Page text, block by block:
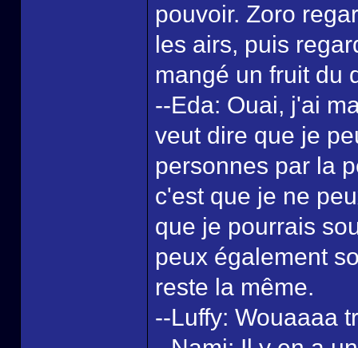
pouvoir. Zoro
les airs, puis
mangé un fruit du
--Eda: Ouai, j'ai
veut dire que je
personnes par la
c'est que je ne
que je pourrais
peux également
reste la même.
--Luffy: Wouaaaa